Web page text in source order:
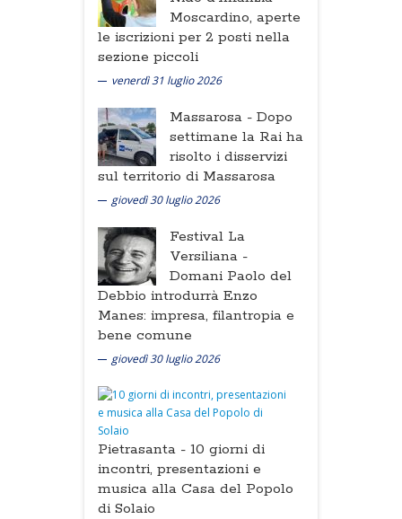
Moscardino, aperte
le iscrizioni per 2 posti nella
sezione piccoli
venerdì 31 luglio 2026
Massarosa - Dopo
settimane la Rai ha
risolto i disservizi
sul territorio di Massarosa
giovedì 30 luglio 2026
Festival La
Versiliana -
Domani Paolo del
Debbio introdurrà Enzo
Manes: impresa, filantropia e
bene comune
giovedì 30 luglio 2026
Pietrasanta - 10 giorni di
incontri, presentazioni e
musica alla Casa del Popolo
di Solaio